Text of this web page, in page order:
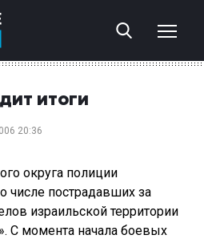
итоги
20:36
округа полиции
числе пострадавших за
израильской территории
С момента начала боевых